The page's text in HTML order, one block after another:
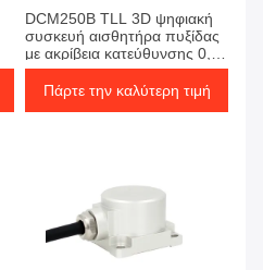
DCM250B TLL 3D ψηφιακή
συσκευή αισθητήρα πυξίδας
με ακρίβεια κατεύθυνσης 0,8
βαθμών
Πάρτε την καλύτερη τιμή